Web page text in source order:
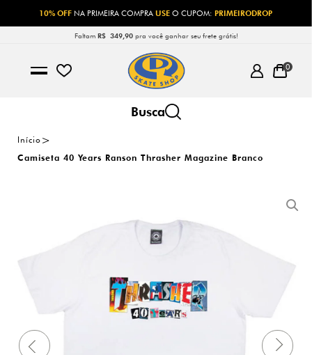
10% OFF NA PRIMEIRA COMPRAUSEO CUPOM:PRIMEIRODROP
Faltam R$ 349,90pra você ganhar seu frete grátis!
0
Início
Camiseta 40 Years Ranson Thrasher Magazine Branco